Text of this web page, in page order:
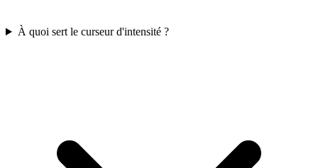
À quoi sert le curseur d'intensité ?